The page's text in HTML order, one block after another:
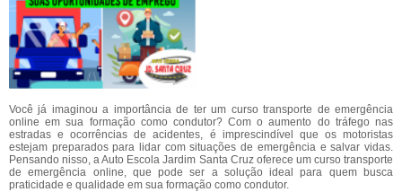
Você já imaginou a importância de ter um curso transporte de emergência
online em sua formação como condutor? Com o aumento do tráfego nas
estradas e ocorrências de acidentes, é imprescindível que os motoristas
estejam preparados para lidar com situações de emergência e salvar vidas.
Pensando nisso, a Auto Escola Jardim Santa Cruz oferece um curso transporte
de emergência online, que pode ser a solução ideal para quem busca
praticidade e qualidade em sua formação como condutor.